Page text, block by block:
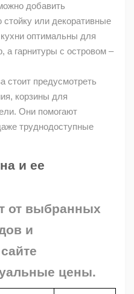
добавить
или декоративные
оптимальны для
а гарнитуры с островом –
стоит предусмотреть
корзины для
Они помогают
труднодоступные
и ее
от выбранных
и
цены.